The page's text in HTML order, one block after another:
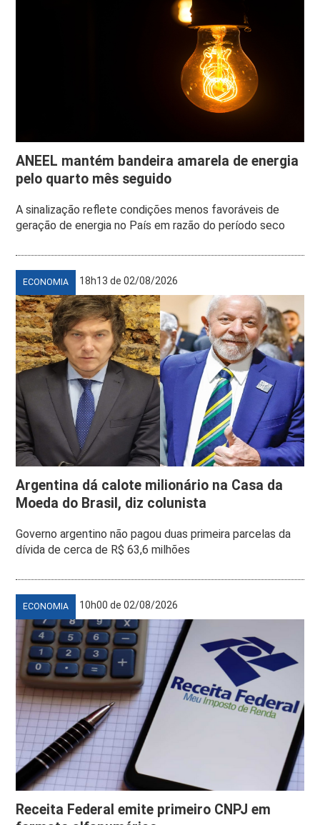
ANEEL mantém bandeira amarela de energia
pelo quarto mês seguido
A sinalização reflete condições menos favoráveis de
geração de energia no País em razão do período seco
ECONOMIA 18h13 de 02/08/2026
Argentina dá calote milionário na Casa da
Moeda do Brasil, diz colunista
Governo argentino não pagou duas primeira parcelas da
dívida de cerca de R$ 63,6 milhões
ECONOMIA 10h00 de 02/08/2026
Receita Federal emite primeiro CNPJ em